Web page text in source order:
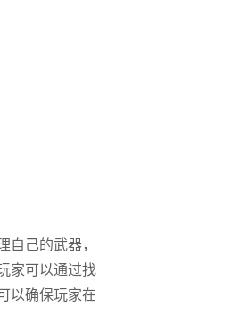
己的武器，
家可以通过找
以确保玩家在